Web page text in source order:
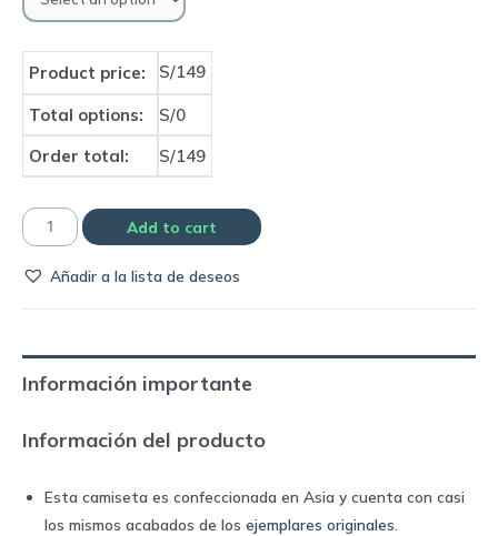
Product price: S/149
Total options:
S/0
Order total:
S/149
Camiseta
2022
Nike
quantity
Add to cart
Añadir a la lista de deseos
Información importante
Información del producto
Esta camiseta es confeccionada en Asia y cuenta con casi
los mismos acabados de los ejemplares originales.